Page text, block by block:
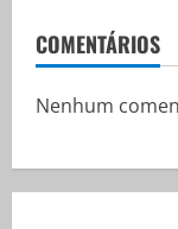
COMENTÁRIOS
Nenhum